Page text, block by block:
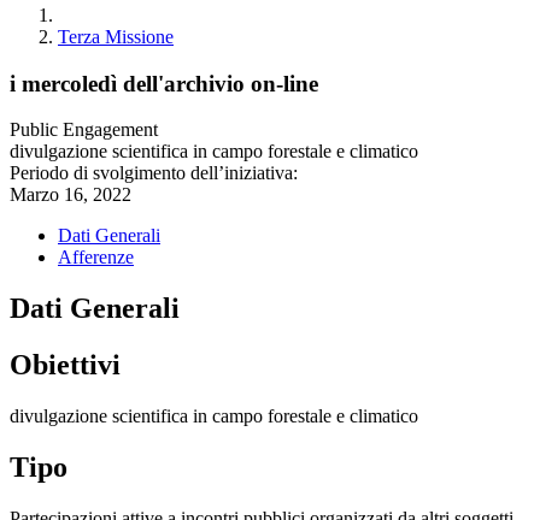
Terza Missione
i mercoledì dell'archivio on-line
Public Engagement
divulgazione scientifica in campo forestale e climatico
Periodo di svolgimento dell’iniziativa:
Marzo 16, 2022
Dati Generali
Afferenze
Dati Generali
Obiettivi
divulgazione scientifica in campo forestale e climatico
Tipo